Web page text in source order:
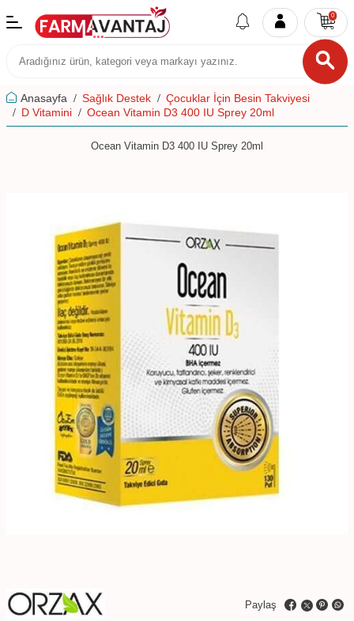
0
Anasayfa Sağlık Destek
Çocuklar İçin Besin Takviyesi
D Vitamini
Ocean Vitamin D3 400 IU Sprey 20ml
Ocean Vitamin D3 400 IU Sprey 20ml
Paylaş